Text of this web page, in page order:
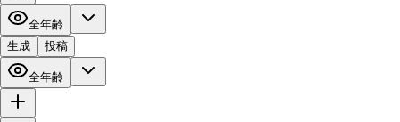
全年齢
生成
投稿
全年齢